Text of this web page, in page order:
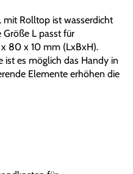
mit Rolltop ist wasserdicht
L passt für
80 x 10 mm (LxBxH).
ist es möglich das Handy in
Elemente erhöhen die